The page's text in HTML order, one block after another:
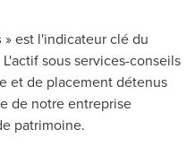
» est l'indicateur clé du
sous services-conseils
et de placement détenus
de notre entreprise
patrimoine.